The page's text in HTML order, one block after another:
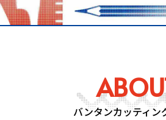
バンタンカッティン